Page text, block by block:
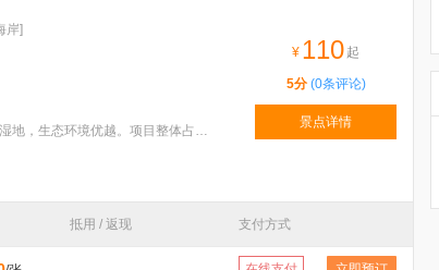
岸]
特色：渔田小镇项目位于秦皇岛北戴河新区，紧邻七里海潟湖湿地，生态环境优越。项目整体占地2400亩，总
¥ 110 起
5分(0条评论)
景点详情
抵用 / 返现 支付方式